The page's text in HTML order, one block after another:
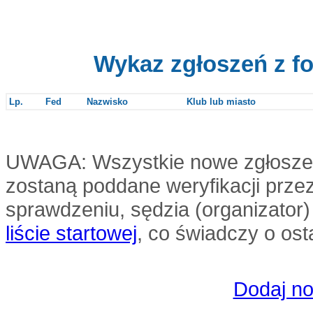
Wykaz zgłoszeń z
Lp. Fed Nazwisko Klub lub miasto
UWAGA: Wszystkie nowe
zostaną poddane weryfikacji
sprawdzeniu, sędzia
liście startowej, co świadczy o
Dodaj